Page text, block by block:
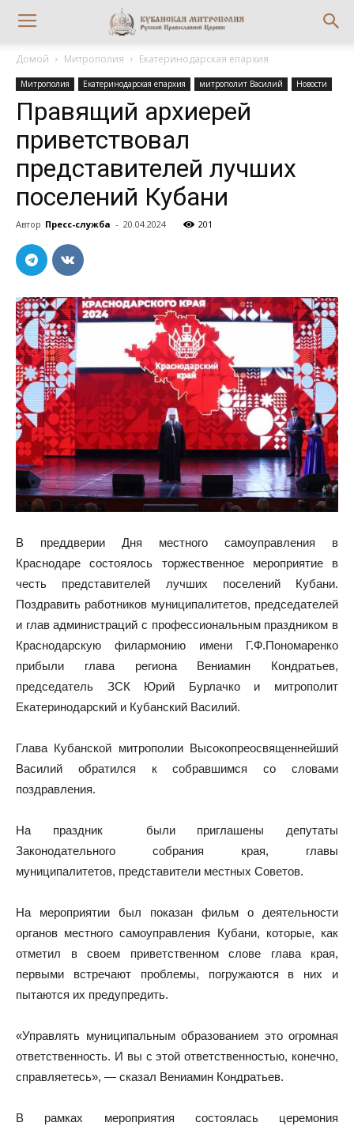
Домой Митрополия Екатеринодарская епархия
Митрополия Екатеринодарская епархия митрополит Василий Новости
Правящий архиерей
приветствовал
представителей лучших
поселений Кубани
Автор Пресс-служба - 20.04.2024 201
В преддверии Дня местного самоуправления в
Краснодаре состоялось торжественное мероприятие в
честь представителей лучших поселений Кубани.
Поздравить работников муниципалитетов, председателей
и глав администраций с профессиональным праздником в
Краснодарскую филармонию имени Г.Ф.Пономаренко
прибыли глава региона Вениамин Кондратьев,
председатель ЗСК Юрий Бурлачко и митрополит
Екатеринодарский и Кубанский Василий.
Глава Кубанской митрополии Высокопреосвященнейший
Василий обратился к собравшимся со словами
поздравления.
На праздник были приглашены депутаты
Законодательного собрания края, главы
муниципалитетов, представители местных Советов.
На мероприятии был показан фильм о деятельности
органов местного самоуправления Кубани, которые, как
отметил в своем приветственном слове глава края,
первыми встречают проблемы, погружаются в них и
пытаются их предупредить.
«Управлять муниципальным образованием это огромная
ответственность. И вы с этой ответственностью, конечно,
справляетесь», — сказал Вениамин Кондратьев.
В рамках мероприятия состоялась церемония